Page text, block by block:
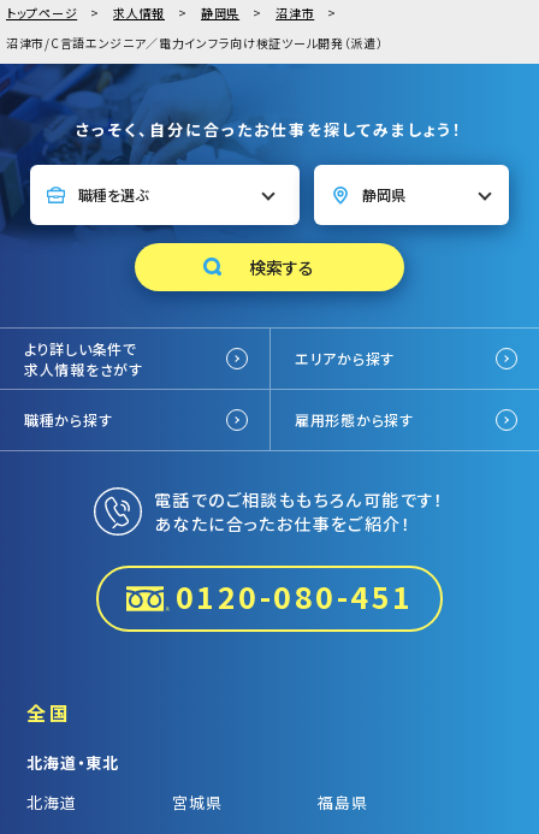
トップページ 求人情報 静岡県
沼津市
沼津市/C言語エンジニア／電力インフラ向け検証ツール開発（派遣）
さっそく、自分に合ったお仕事を探してみましょう！
より詳しい条件で
求人情報をさがす
エリアから探す
職種から探す 雇用形態から探す
電話でのご相談ももちろん可能です！
あなたに合ったお仕事をご紹介！
0120-080-451
全国
北海道・東北
北海道
宮城県 福島県